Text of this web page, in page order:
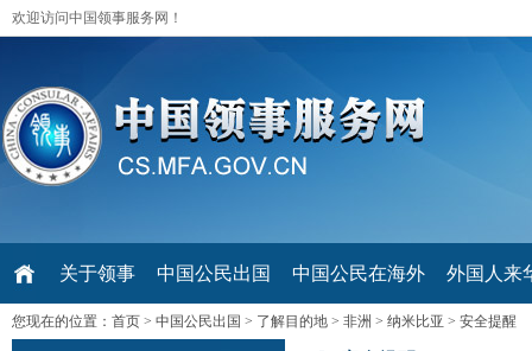
欢迎访问中国领事服务网！
关于领事 中国公民出国 中国公民在海外 外国人来
您现在的位置： 首页 > 中国公民出国 > 了解目的地 > 非洲 > 纳米比亚 > 安全提醒